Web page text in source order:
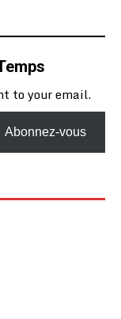
to your email.
Abonnez-vous